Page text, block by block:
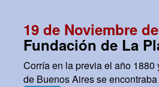
19 de Noviembre
Fundación de La
Corría en la previa el año 1880
de Buenos Aires se